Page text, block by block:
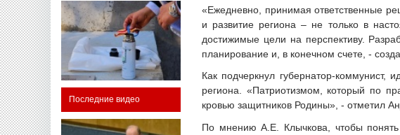
Последние видео
«Ежедневно, принимая ответственные
и развитие региона – не только в
достижимые цели на перспективу.
планирование и, в конечном счете, -
Как подчеркнул губернатор-коммунист,
региона. «Патриотизмом, который по
кровью защитников Родины», - отметил
По мнению А.Е. Клычкова, чтобы